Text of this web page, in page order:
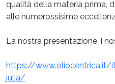
qualità della materia prima,
alle numerossisime
La nostra presentazione, i
https://
julia/